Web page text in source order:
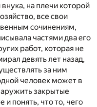
на плечи которой
все свои
сочинениям,
частями два его
работ, которая не
девять лет назад,
за ним
человек может в
закрытые
и понять, что то, чего